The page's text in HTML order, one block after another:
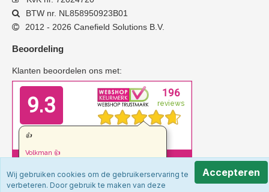
BTW nr. NL858950923B01
2012 - 2026 Canefield Solutions B.V.
Beoordeling
Klanten beoordelen ons met:
Wij gebruiken cookies om de gebruikerservaring te
verbeteren. Door gebruik te maken van deze
Accepteren